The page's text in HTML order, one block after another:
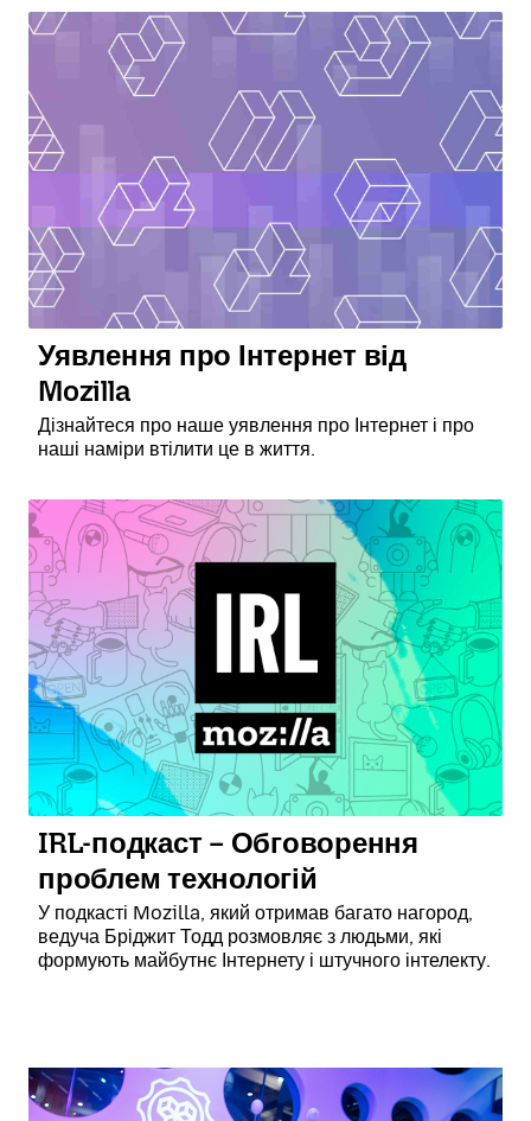
Уявлення про Інтернет від
Mozilla
Дізнайтеся про наше уявлення про Інтернет і про
наші наміри втілити це в життя.
IRL-подкаст – Обговорення
проблем технологій
У подкасті Mozilla, який отримав багато нагород,
ведуча Бріджит Тодд розмовляє з людьми, які
формують майбутнє Інтернету і штучного інтелекту.